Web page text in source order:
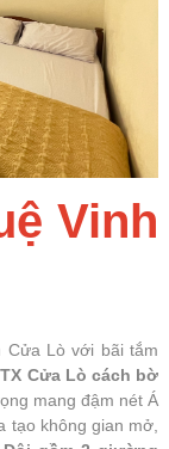
Vinh
Cửa Lò với bãi tắm
Cửa Lò cách bờ
mang đậm nét Á
tạo không gian mở,